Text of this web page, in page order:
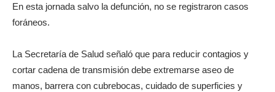
En esta jornada salvo la defunción, no se registraron casos
foráneos.
La Secretaría de Salud señaló que para reducir contagios y
cortar cadena de transmisión debe extremarse aseo de
manos, barrera con cubrebocas, cuidado de superficies y